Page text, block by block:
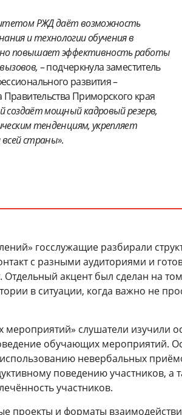
РЖД даёт возможность
и технологии обучения в
повышает эффективность работы
– подчеркнула заместитель
развития –
Правительства Приморского края
создаёт мощный кадровый резерв,
тенденциям, укрепляет
страны».
госслужащие разбирали
с разными аудиториями и
акцент был сделан на
в ситуации, когда важно не
слушатели изучили
обучающих мероприятий.
невербальных
поведению участников, а
участников.
проекты и форматы